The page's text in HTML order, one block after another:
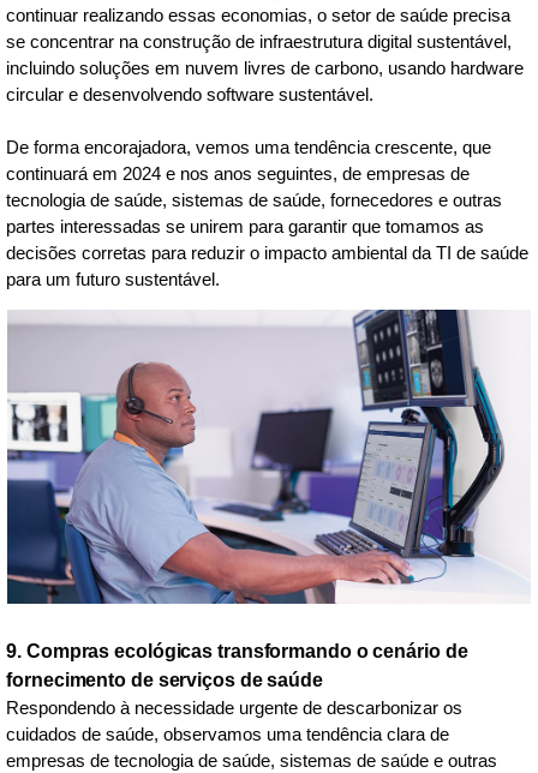
continuar realizando essas economias, o setor de saúde precisa
se concentrar na construção de infraestrutura digital sustentável,
incluindo soluções em nuvem livres de carbono, usando hardware
circular e desenvolvendo software sustentável.
De forma encorajadora, vemos uma tendência crescente, que
continuará em 2024 e nos anos seguintes, de empresas de
tecnologia de saúde, sistemas de saúde, fornecedores e outras
partes interessadas se unirem para garantir que tomamos as
decisões corretas para reduzir o impacto ambiental da TI de saúde
para um futuro sustentável.
9. Compras ecológicas transformando o cenário de
fornecimento de serviços de saúde
Respondendo à necessidade urgente de descarbonizar os
cuidados de saúde, observamos uma tendência clara de
empresas de tecnologia de saúde, sistemas de saúde e outras